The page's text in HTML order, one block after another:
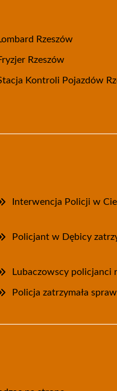
Rzeszów
Rzeszów
Kontroli Pojazdów
Interwencja Policji w
Policjant w Dębicy
Lubaczowscy policjanci
Policja zatrzymała